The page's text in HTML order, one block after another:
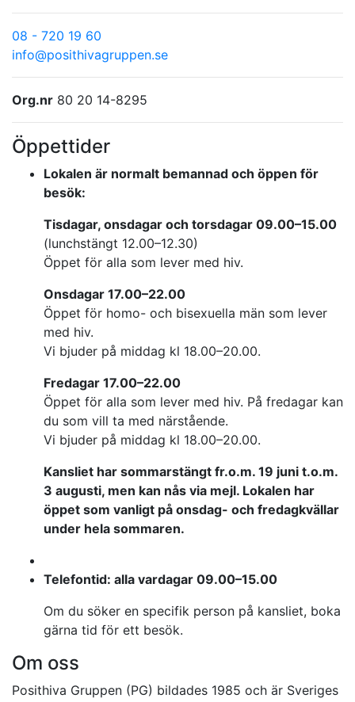
08 - 720 19 60
info@posithivagruppen.se
Org.nr 80 20 14-8295
Öppettider
Lokalen är normalt bemannad och öppen för
besök:
Tisdagar, onsdagar och torsdagar 09.00–15.00
(lunchstängt 12.00–12.30)
Öppet för alla som lever med hiv.
Onsdagar 17.00–22.00
Öppet för homo- och bisexuella män som lever
med hiv.
Vi bjuder på middag kl 18.00–20.00.
Fredagar 17.00–22.00
Öppet för alla som lever med hiv. På fredagar kan
du som vill ta med närstående.
Vi bjuder på middag kl 18.00–20.00.
Kansliet har sommarstängt fr.o.m. 19 juni t.o.m.
3 augusti, men kan nås via mejl. Lokalen har
öppet som vanligt på onsdag- och fredagkvällar
under hela sommaren.
Telefontid: alla vardagar 09.00–15.00
Om du söker en specifik person på kansliet, boka
gärna tid för ett besök.
Om oss
Posithiva Gruppen (PG) bildades 1985 och är Sveriges